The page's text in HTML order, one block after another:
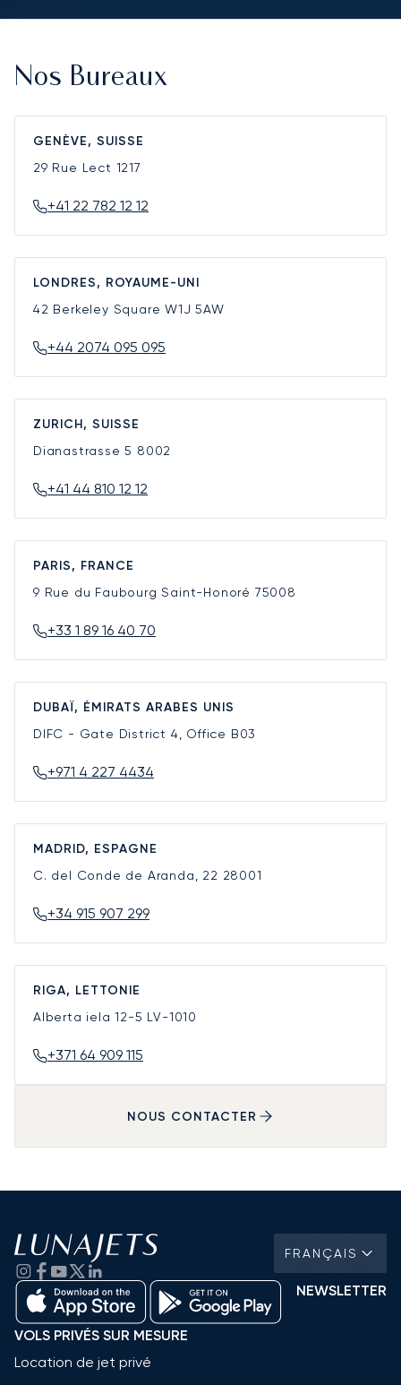
Nos Bureaux
GENÈVE, SUISSE
29 Rue Lect 1217
+41 22 782 12 12
LONDRES, ROYAUME-UNI
42 Berkeley SquareW1J 5AW
+44 2074 095 095
ZURICH, SUISSE
Dianastrasse 5 8002
+41 44 810 12 12
PARIS, FRANCE
9 Rue du Faubourg Saint-Honoré 75008
+33 1 89 16 40 70
DUBAÏ, ÉMIRATS ARABES UNIS
DIFC - Gate District 4, Office B03
+971 4 227 4434
MADRID, ESPAGNE
C. del Conde de Aranda, 22 28001
+34 915 907 299
RIGA, LETTONIE
Alberta iela 12-5 LV-1010
+371 64 909 115
NOUS CONTACTER
FRANÇAIS
NEWSLETTER
VOLS PRIVÉS SUR MESURE
Location de jet privé